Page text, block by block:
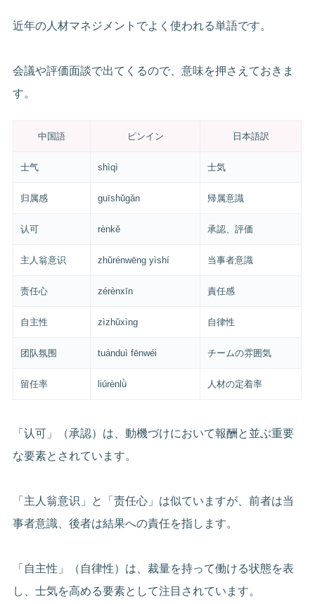
近年の人材マネジメントでよく使われる単語です。
会議や評価面談で出てくるので、意味を押さえておきま
す。
中国語 ピンイン 日本語訳
士气 shìqì 士気
归属感 guīshǔgǎn 帰属意識
认可 rènkě 承認、評価
主人翁意识 zhǔrénwēng yìshí 当事者意識
责任心 zérènxīn 責任感
自主性 zìzhǔxìng 自律性
团队氛围 tuánduì fēnwéi チームの雰囲気
留任率 liúrènlǜ 人材の定着率
「认可」（承認）は、動機づけにおいて報酬と並ぶ重要
な要素とされています。
「主人翁意识」と「责任心」は似ていますが、前者は当
事者意識、後者は結果への責任を指します。
「自主性」（自律性）は、裁量を持って働ける状態を表
し、士気を高める要素として注目されています。